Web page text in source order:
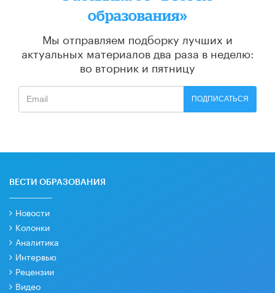
образования»
Мы отправляем подборку лучших и
актуальных материалов два раза в неделю:
во вторник и пятницу
ПОДПИСАТЬСЯ
ВЕСТИ ОБРАЗОВАНИЯ
Новости
Колонки
Аналитика
Интервью
Рецензии
Видео